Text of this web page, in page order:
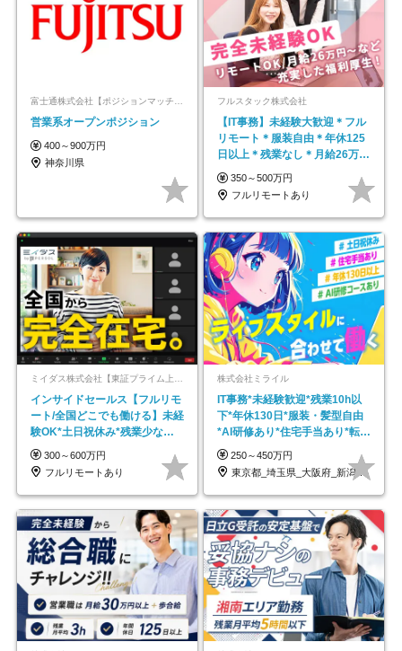
富士通株式会社【ポジションマッチ登録】
営業系オープンポジション
400～900万円
神奈川県
フルスタック株式会社
【IT事務】未経験大歓迎＊フル
リモート＊服装自由＊年休125
日以上＊残業なし＊月給26万円
以上
350～500万円
フルリモートあり
インサイドセールス【フルリモ
ート/全国どこでも働ける】未経
験OK*土日祝休み*残業少なめ*
在宅勤務手当あり
300～600万円
フルリモートあり
株式会社ミライル
IT事務*未経験歓迎*残業10h以
下*年休130日*服装・髪型自由
*AI研修あり*住宅手当あり*転勤
なし
250～450万円
東京都_埼玉県_大阪府_新潟県_福岡県